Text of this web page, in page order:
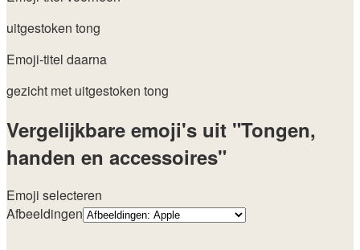
uitgestoken tong
Emoji-titel daarna
gezicht met uitgestoken tong
Vergelijkbare emoji's uit "Tongen,
handen en accessoires"
Emoji selecteren
Afbeeldingen